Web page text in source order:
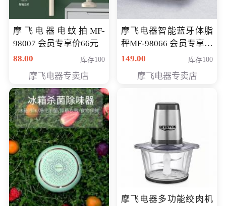
摩飞电器电蚊拍MF-
98007 会员专享价66元
88.00
库存100
摩飞电器专卖店
摩飞电器智能蓝牙体脂
秤MF-98066 会员专享价
98元
149.00 库存100
摩飞电器专卖店
摩飞电器多功能绞肉机